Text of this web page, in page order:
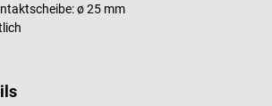
ø 25 mm